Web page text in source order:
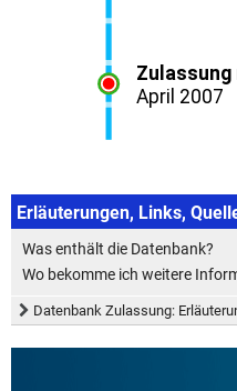
Erläuterungen, Links,
Was enthält die Datenbank?
Wo bekomme ich weitere
Datenbank Zulassung: